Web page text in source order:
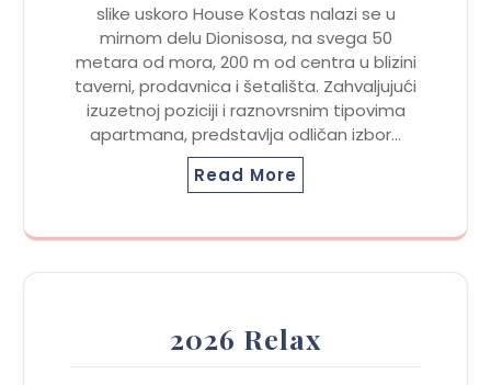
slike uskoro House Kostas nalazi se u
mirnom delu Dionisosa, na svega 50
metara od mora, 200 m od centra u blizini
taverni, prodavnica i šetališta. Zahvaljujući
izuzetnoj poziciji i raznovrsnim tipovima
apartmana, predstavlja odličan izbor…
Read More
2026 Relax